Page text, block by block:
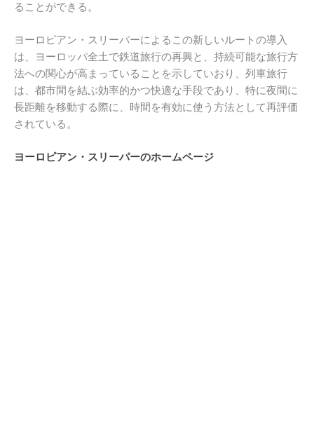
ることができる。
ヨーロピアン・スリーパーによるこの新しいルートの導入
は、ヨーロッパ全土で鉄道旅行の再興と、持続可能な旅行方
法への関心が高まっていることを示していおり、列車旅行
は、都市間を結ぶ効率的かつ快適な手段であり、特に夜間に
長距離を移動する際に、時間を有効に使う方法として再評価
されている。
ヨーロピアン・スリーパーのホームページ